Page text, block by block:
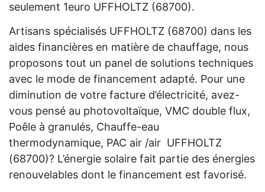
seulement 1euro UFFHOLTZ (68700).
Artisans spécialisés UFFHOLTZ (68700) dans les
aides financières en matière de chauffage, nous
proposons tout un panel de solutions techniques
avec le mode de financement adapté. Pour une
diminution de votre facture d’électricité, avez-
vous pensé au photovoltaïque, VMC double flux,
Poêle à granulés, Chauffe-eau
thermodynamique, PAC air /air UFFHOLTZ
(68700)? L’énergie solaire fait partie des énergies
renouvelables dont le financement est favorisé.